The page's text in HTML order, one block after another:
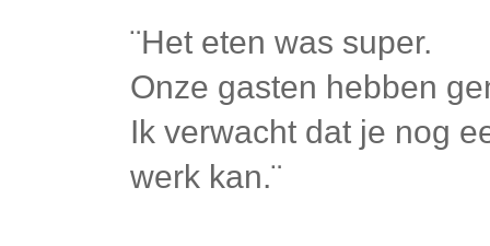
¨Het eten was super.
Onze gasten hebben
Ik verwacht dat je nog
werk kan.¨